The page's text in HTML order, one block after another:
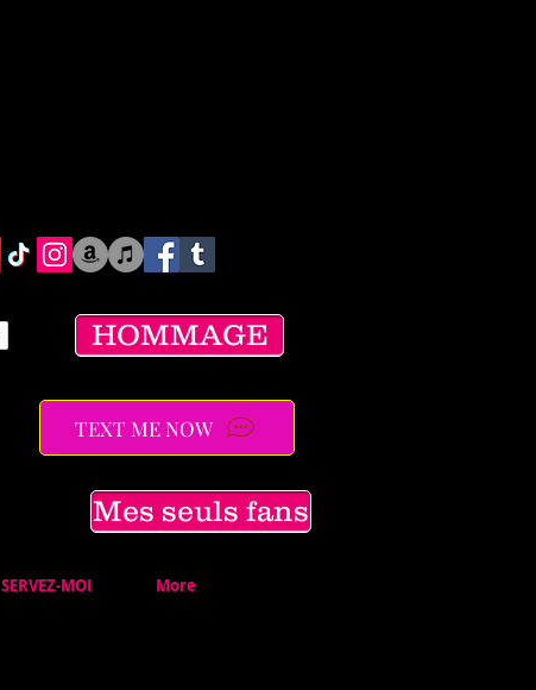
HOMMAGE
TEXT ME NOW
Mes seuls fans
SERVEZ-MOI More